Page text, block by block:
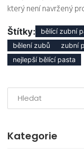
který není navržený
Štítky: bělící zubní
bělení zubů
zubní
nejlepší bělící pasta
Kategorie